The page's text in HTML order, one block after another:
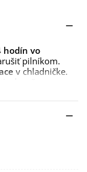
hodín vo
pilníkom.
v chladničke.
s ľahkou,
je vhodné